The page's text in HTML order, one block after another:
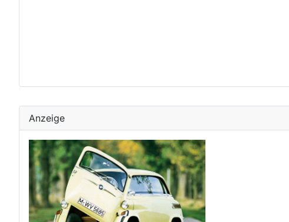
Anzeige